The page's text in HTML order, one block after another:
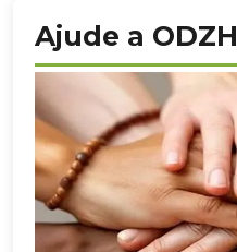
Ajude a ODZH